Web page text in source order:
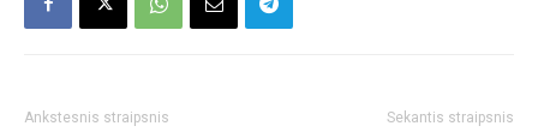
Ankstesnis straipsnis Sekantis straipsnis